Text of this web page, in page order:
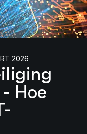
2026
Hoe